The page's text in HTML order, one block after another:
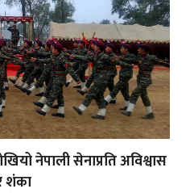
नेपाली सेनाप्रति अविश्वास
शंका